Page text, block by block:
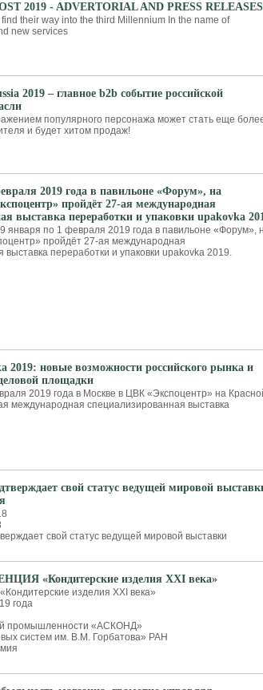
2019 - ADVERTORIAL AND PRESS RELEASES
their way into the third Millennium In the name of
new services
2019 – главное b2b событие российской
популярного персонажа может стать еще
и будет хитом продаж!
2019 года в павильоне «Форум», на
пройдёт 27-ая международная
выставка переработки и упаковки upakovka
января по 1 февраля 2019 года в павильоне «Форум»,
пройдёт 27-ая международная
выставка переработки и упаковки upakovka 2019.
2019: новые возможности российского рынка и
площадки
2019 года в Москве в ЦВК «Экспоцентр» на
международная специализированная выставка
свой статус ведущей мировой
свой статус ведущей мировой выставки
«Кондитерские изделия XXI века»
изделия XXI века»
года
промышленности «АСКОНД»
систем им. В.М. Горбатова» РАН